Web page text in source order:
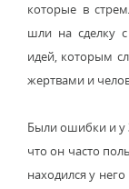
которые в
шли на сделку с
идей, которым
жертвами и
Были ошибки и у
что он часто
находился у